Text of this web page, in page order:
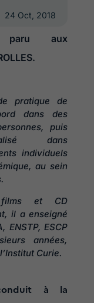
24 Oct, 2018
du manager
paru aux
pratique de
dans des
puis
dans
s individuels
au sein
et CD
il a enseigné
ENSTP, ESCP
années,
Curie.
à la